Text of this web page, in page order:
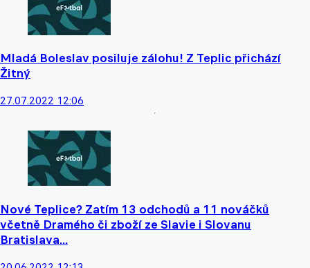
Mladá Boleslav posiluje zálohu! Z Teplic přichází
Žitný
27.07.2022 12:06
Nové Teplice? Zatím 13 odchodů a 11 nováčků
včetně Dramého či zboží ze Slavie i Slovanu
Bratislava...